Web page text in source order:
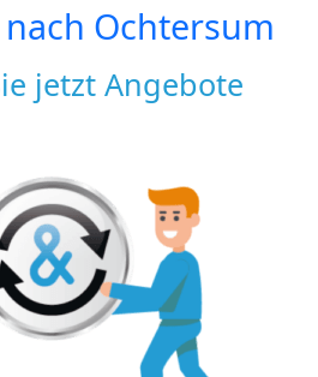
Ochtersum
jetzt Angebote